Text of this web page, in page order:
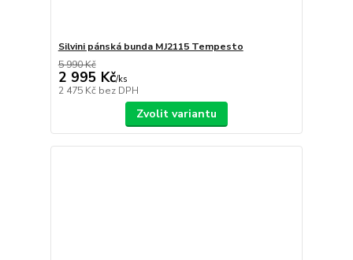
Silvini pánská bunda MJ2115 Tempesto
5 990 Kč
2 995 Kč/ks
2 475 Kč bez DPH
Zvolit variantu